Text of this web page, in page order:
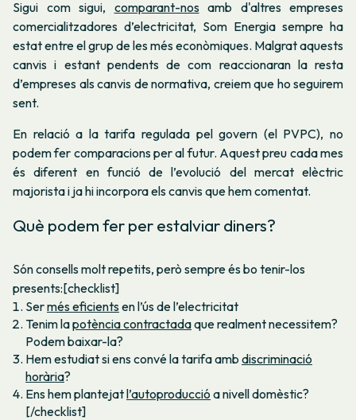
Sigui com sigui, comparant-nosamb d'altres empreses
comercialitzadores d’electricitat, Som Energia sempre ha
estat entre el grup de les més econòmiques. Malgrat aquests
canvis i estant pendents de com reaccionaran la resta
d’empreses als canvis de normativa, creiem que ho seguirem
sent.
En relació a la tarifa regulada pel govern (el PVPC), no
podem fer comparacions per al futur. Aquest preu cada mes
és diferent en funció de l’evolució del mercat elèctric
majorista i ja hi incorpora els canvis que hem comentat.
Què podem fer per estalviar diners?
Són consells molt repetits, però sempre és bo tenir-los
presents:[checklist]
Sermés eficientsen l’ús de l’electricitat
Tenim lapotència contractadaque realment necessitem?
Podem baixar-la?
Hem estudiat si ens convé la tarifa amb discriminació
horària?
Ens hem plantejatl’autoproducció a nivell domèstic?
[/checklist]